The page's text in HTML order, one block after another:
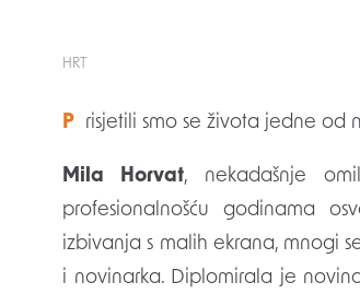
HRT
Prisjetili smo se života jedne
Mila Horvat, nekadašnje
profesionalnošću godinama
izbivanja s malih ekrana, mnogi
i novinarka. Diplomirala je